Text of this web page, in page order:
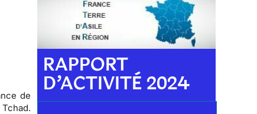
de
RAPPORT
D’ACTIVITÉ 2024